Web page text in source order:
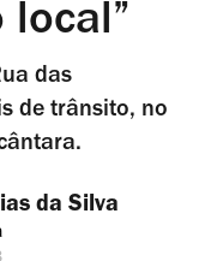
local”
das
de trânsito, no
da Silva